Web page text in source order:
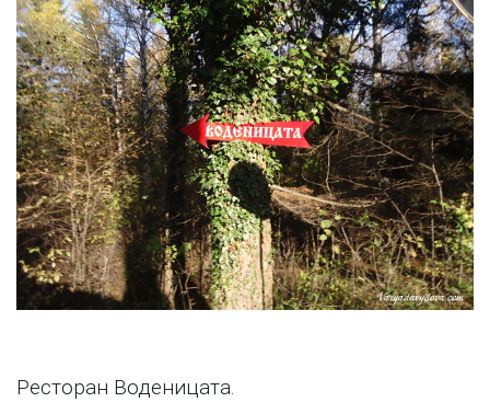
Ресторан Воденицата.